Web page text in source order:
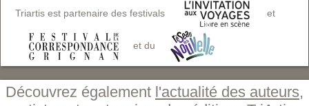
Triartis est partenaire des festivals et
et du
Découvrez également l'actualité des auteurs,